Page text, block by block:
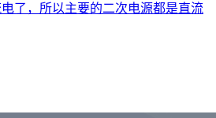
了，所以主要的二次电源都是直流